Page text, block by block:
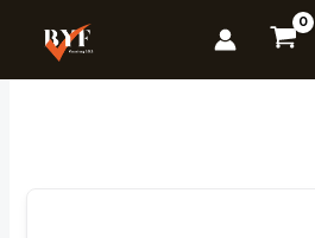
contenido